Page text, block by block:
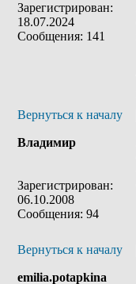
Зарегистрирован:
18.07.2024
Сообщения: 141
Вернуться к началу
Владимир
Зарегистрирован:
06.10.2008
Сообщения: 94
Вернуться к началу
emilia.potapkina